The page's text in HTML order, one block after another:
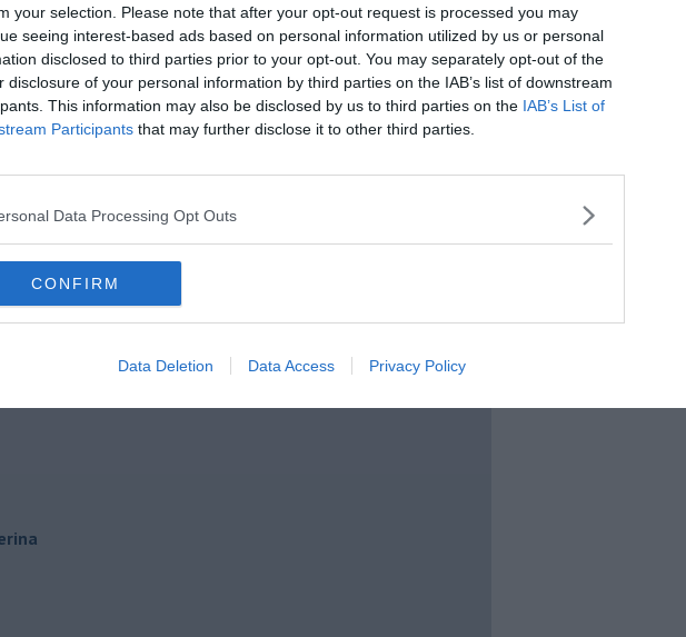
your selection. Please note that after your opt-out request is processed you may
seeing interest-based ads based on personal information utilized by us or personal
disclosed to third parties prior to your opt-out. You may separately opt-out of the
disclosure of your personal information by third parties on the IAB’s list of downstream
This information may also be disclosed by us to third parties on the IAB’s List of
Participants that may further disclose it to other third parties.
Data Processing Opt Outs
CONFIRM
Data Deletion Data Access Privacy Policy
di Brera